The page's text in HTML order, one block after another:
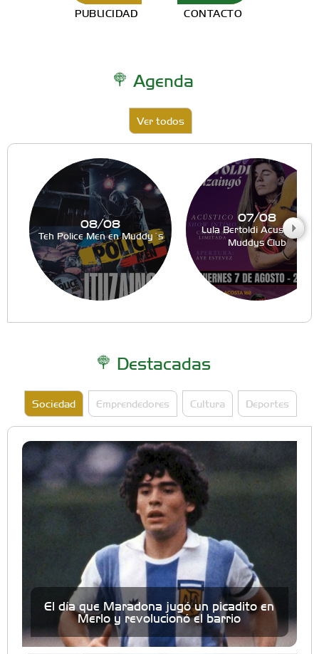
PUBLICIDAD CONTACTO
Agenda
Ver todos
08/08
Teh Police Men en Muddy´s
07/08
Lula Bertoldi Acustico en
Muddys Club
Destacadas
Sociedad Emprendedores Cultura Deportes
El día que Maradona jugó un picadito en
Merlo y revolucionó el barrio